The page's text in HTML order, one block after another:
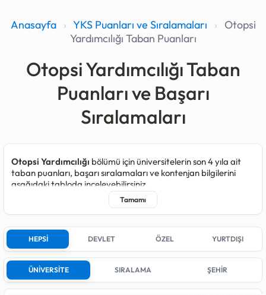
Anasayfa › YKS Puanları ve Sıralamaları ›
Otopsi
Yardımcılığı Taban Puanları
Otopsi Yardımcılığı Taban
Puanları ve Başarı
Sıralamaları
Otopsi Yardımcılığı bölümü için üniversitelerin son 4 yıla ait
taban puanları, başarı sıralamaları ve kontenjan bilgilerini
aşağıdaki tabloda inceleyebilirsiniz.
Otopsi Yardımcılığı programı kapsamında 2025 yılında toplam
kişilik kontenjan açılmıştır.
Son yerleştirmelerde bu bölüm için kontenjan açan;
Devlet üniversitesi,4farklı Özel üniversite bulunmaktadır.
Devlet üniversiteleri arasında 2025 yılındaki en düşük sıralama
HEPSİ DEVLET ÖZEL YURTDIŞI
ÜNİVERSİTE SIRALAMA ŞEHİR